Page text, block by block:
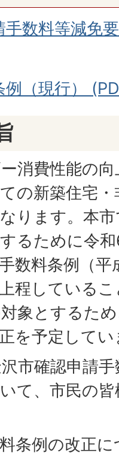
手数料等減免
例（現行）
消費性能の
の新築住宅
ります。本
るために令
数料条例（
程している
象とするた
を予定して
市確認申請
いて、市民の
条例の改正